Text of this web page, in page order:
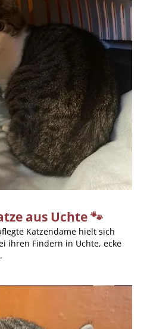
aus Uchte 🐾
Katzendame hielt sich
ihren Findern in Uchte, ecke